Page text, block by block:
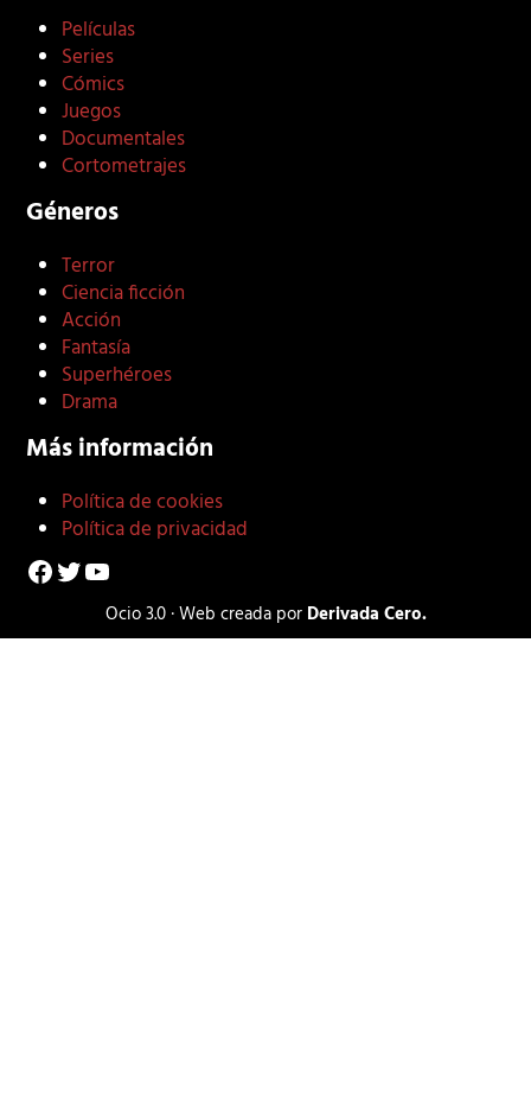
Películas
Series
Cómics
Juegos
Documentales
Cortometrajes
Géneros
Terror
Ciencia ficción
Acción
Fantasía
Superhéroes
Drama
Más información
Política de cookies
Política de privacidad
Facebook
Twitter
YouTube
Ocio 3.0 · Web creada por Derivada Cero.